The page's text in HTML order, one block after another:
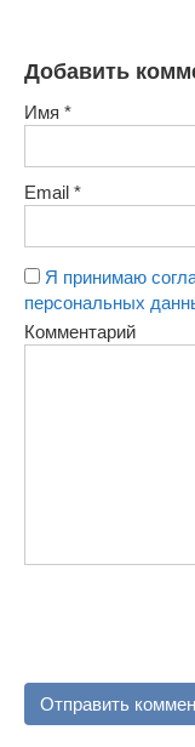
Добавить
Имя *
Email *
Я принимаю
персональных
Комментарий